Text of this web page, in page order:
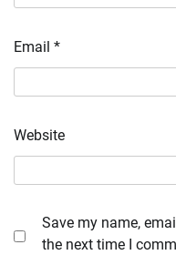
Email *
Website
Save my name,
the next time I